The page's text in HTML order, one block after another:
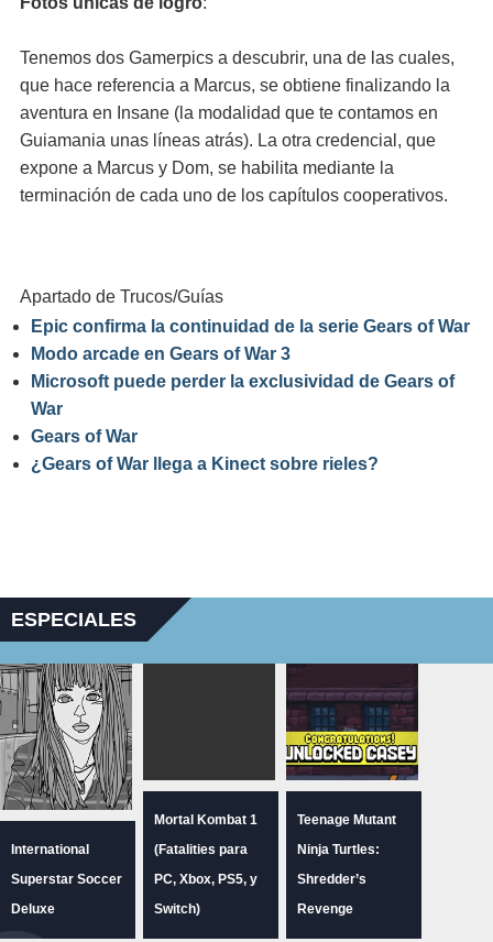
Tenemos dos Gamerpics a descubrir, una de las cuales,
que hace referencia a Marcus, se obtiene finalizando la
aventura en Insane (la modalidad que te contamos en
Guiamania unas líneas atrás). La otra credencial, que
expone a Marcus y Dom, se habilita mediante la
terminación de cada uno de los capítulos cooperativos.
Apartado de Trucos/Guías
Epic confirma la continuidad de la serie Gears of War
Modo arcade en Gears of War 3
Microsoft puede perder la exclusividad de Gears of
War
Gears of War
¿Gears of War llega a Kinect sobre rieles?
ESPECIALES
International
Superstar Soccer
Deluxe
Mortal Kombat 1
(Fatalities para
PC, Xbox, PS5, y
Switch)
Teenage Mutant
Ninja Turtles:
Shredder’s
Revenge